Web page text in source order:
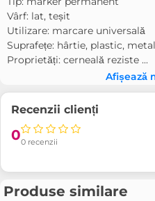
Vârf: lat, teșit
Utilizare: marcare universală
Suprafețe: hârtie, plastic,
Proprietăți: cerneală reziste ...
Afișează
Recenzii clienți
00 recenzii
Produse similare